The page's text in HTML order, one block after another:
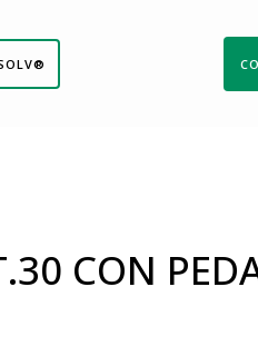
CON